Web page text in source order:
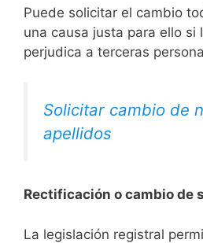
Puede solicitar el cambio
una causa justa para ello si
perjudica a terceras
Solicitar cambio de
apellidos
Rectificación o cambio de
La legislación registral